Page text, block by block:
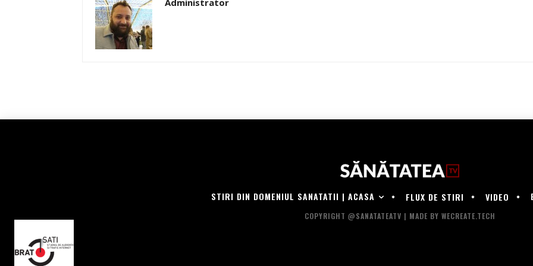
Administrator
STIRI DIN DOMENIUL SANATATII | ACASA FLUX DE STIRI VIDEO
COPYRIGHT @SANATATEATV | MADE BY WECREATE.TECH